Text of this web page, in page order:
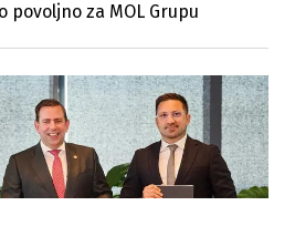
povoljno za MOL Grupu